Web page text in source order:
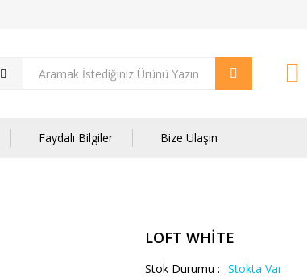
Faydalı Bilgiler Bize Ulaşın
LOFT WHİTE
Stok Durumu : Stokta Var